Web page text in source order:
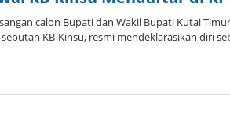
calon Bupati dan Wakil Bupati Kutai
KB-Kinsu, resmi mendeklarasikan diri